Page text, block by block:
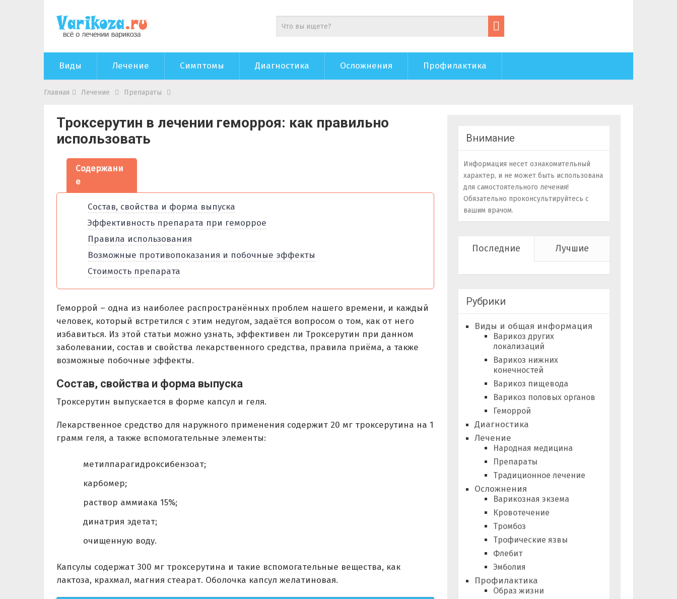
Виды Лечение Симптомы Диагностика Осложнения Профилактика
Главная Лечение Препараты
Троксерутин в лечении геморроя: как правильно
использовать
Содержани
е
Состав, свойства и форма выпуска
Эффективность препарата при геморрое
Правила использования
Возможные противопоказания и побочные эффекты
Стоимость препарата
Геморрой – одна из наиболее распространённых проблем нашего времени, и каждый
человек, который встретился с этим недугом, задаётся вопросом о том, как от него
избавиться. Из этой статьи можно узнать, эффективен ли Троксерутин при данном
заболевании, состав и свойства лекарственного средства, правила приёма, а также
возможные побочные эффекты.
Состав, свойства и форма выпуска
Троксерутин выпускается в форме капсул и геля.
Лекарственное средство для наружного применения содержит 20 мг троксерутина на 1
грамм геля, а также вспомогательные элементы:
метилпарагидроксибензоат;
карбомер;
раствор аммиака 15%;
динатрия эдетат;
очищенную воду.
Капсулы содержат 300 мг троксерутина и такие вспомогательные вещества, как
лактоза, крахмал, магния стеарат. Оболочка капсул желатиновая.
Внимание
Информация несет ознакомительный
характер, и не может быть использована
для самостоятельного лечения!
Обязательно проконсультируйтесь с
вашим врачом.
Последние Лучшие
Рубрики
Виды и общая информация
Варикоз других
локализаций
Варикоз нижних
конечностей
Варикоз пищевода
Варикоз половых органов
Геморрой
Диагностика
Лечение
Народная медицина
Препараты
Традиционное лечение
Осложнения
Варикозная экзема
Кровотечение
Тромбоз
Трофические язвы
Флебит
Эмболия
Профилактика
Образ жизни